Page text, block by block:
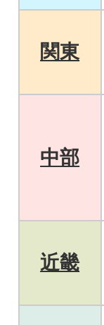
関東
中部
近畿